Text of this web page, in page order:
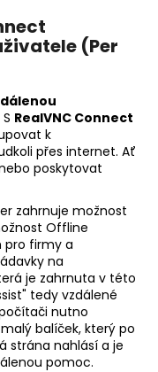
(Per
S RealVNC Connect
k
přes internet. Ať
poskytovat
zahrnuje možnost
Offline
pro firmy a
na
je zahrnuta v této
tedy vzdálené
nutno
balíček, který po
strána nahlásí a je
pomoc.